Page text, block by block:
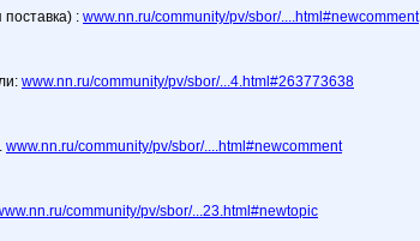
: www.nn.ru/community/pv/sbor/....html#newcomment
www.nn.ru/community/pv/sbor/...4.html#263773638
www.nn.ru/community/pv/sbor/....html#newcomment
community/pv/sbor/...23.html#newtopic